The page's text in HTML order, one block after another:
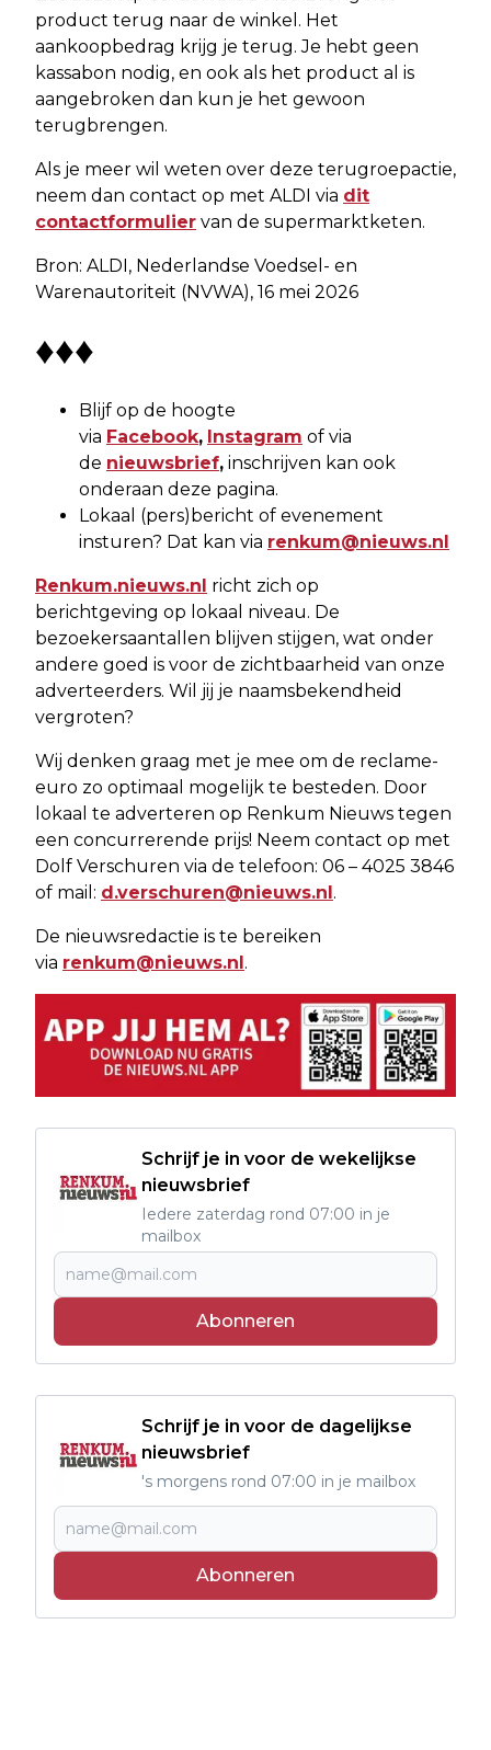
product terug naar de winkel. Het
aankoopbedrag krijg je terug. Je hebt geen
kassabon nodig, en ook als het product al is
aangebroken dan kun je het gewoon
terugbrengen.
Als je meer wil weten over deze terugroepactie,
neem dan contact op met ALDI via dit
contactformulier van de supermarktketen.
Bron: ALDI, Nederlandse Voedsel- en
Warenautoriteit (NVWA), 16 mei 2026
♦♦♦
Blijf op de hoogte
via Facebook, Instagram of via
de nieuwsbrief, inschrijven kan ook
onderaan deze pagina.
Lokaal (pers)bericht of evenement
insturen? Dat kan via renkum@nieuws.nl
Renkum.nieuws.nl richt zich op
berichtgeving op lokaal niveau. De
bezoekersaantallen blijven stijgen, wat onder
andere goed is voor de zichtbaarheid van onze
adverteerders. Wil jij je naamsbekendheid
vergroten?
Wij denken graag met je mee om de reclame-
euro zo optimaal mogelijk te besteden. Door
lokaal te adverteren op Renkum Nieuws tegen
een concurrerende prijs! Neem contact op met
Dolf Verschuren via de telefoon: 06 – 4025 3846
of mail: d.verschuren@nieuws.nl.
De nieuwsredactie is te bereiken
via renkum@nieuws.nl.
Schrijf je in voor de wekelijkse
nieuwsbrief
Iedere zaterdag rond 07:00 in je
mailbox
Abonneren
Schrijf je in voor de dagelijkse
nieuwsbrief
's morgens rond 07:00 in je mailbox
Abonneren